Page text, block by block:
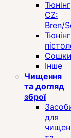
Тюнінг
CZ:
Bren/
Тюнінг
Сошки
Інше
Чищення
та догляд
зброї
для